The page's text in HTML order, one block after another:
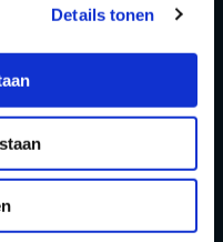
Details tonen
2026)